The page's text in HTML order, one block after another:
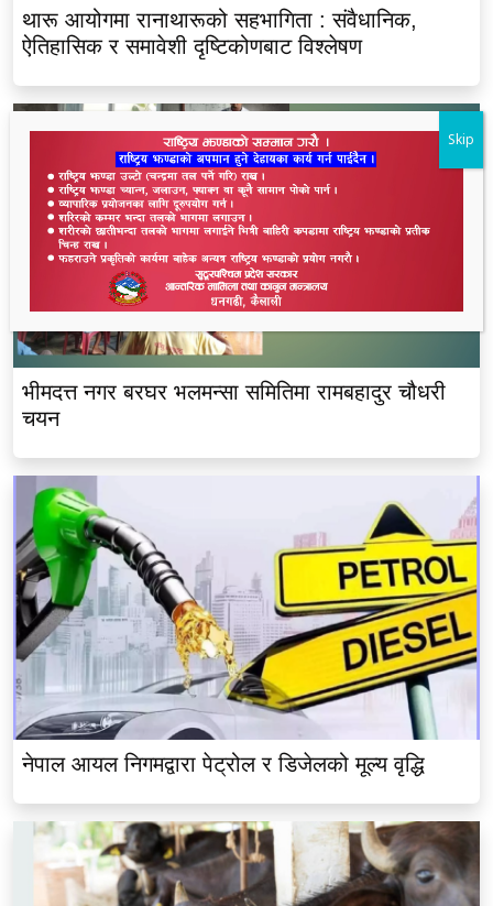
थारू आयोगमा रानाथारूको सहभागिता : संवैधानिक,
ऐतिहासिक र समावेशी दृष्टिकोणबाट विश्लेषण
भीमदत्त नगर बरघर भलमन्सा समितिमा रामबहादुर चौधरी
चयन
नेपाल आयल निगमद्वारा पेट्रोल र डिजेलको मूल्य वृद्धि
Skip